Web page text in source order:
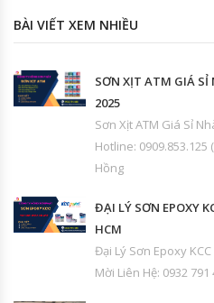
BÀI VIẾT XEM NHIỀU
SƠN XỊT ATM GIÁ
2025
Sơn Xịt ATM Giá Sỉ
Hotline: 0909.853.125
Hồng
ĐẠI LÝ SƠN EPOXY
HCM
Đại Lý Sơn Epoxy
Mời Liên Hệ: 0932 791